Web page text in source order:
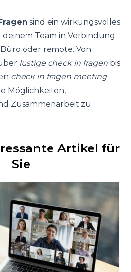
sind ein wirkungsvolles
Team in Verbindung
oder remote. Von
lustige check in fragen bis
check in fragen meeting
Möglichkeiten,
Zusammenarbeit zu
Artikel für
Sie